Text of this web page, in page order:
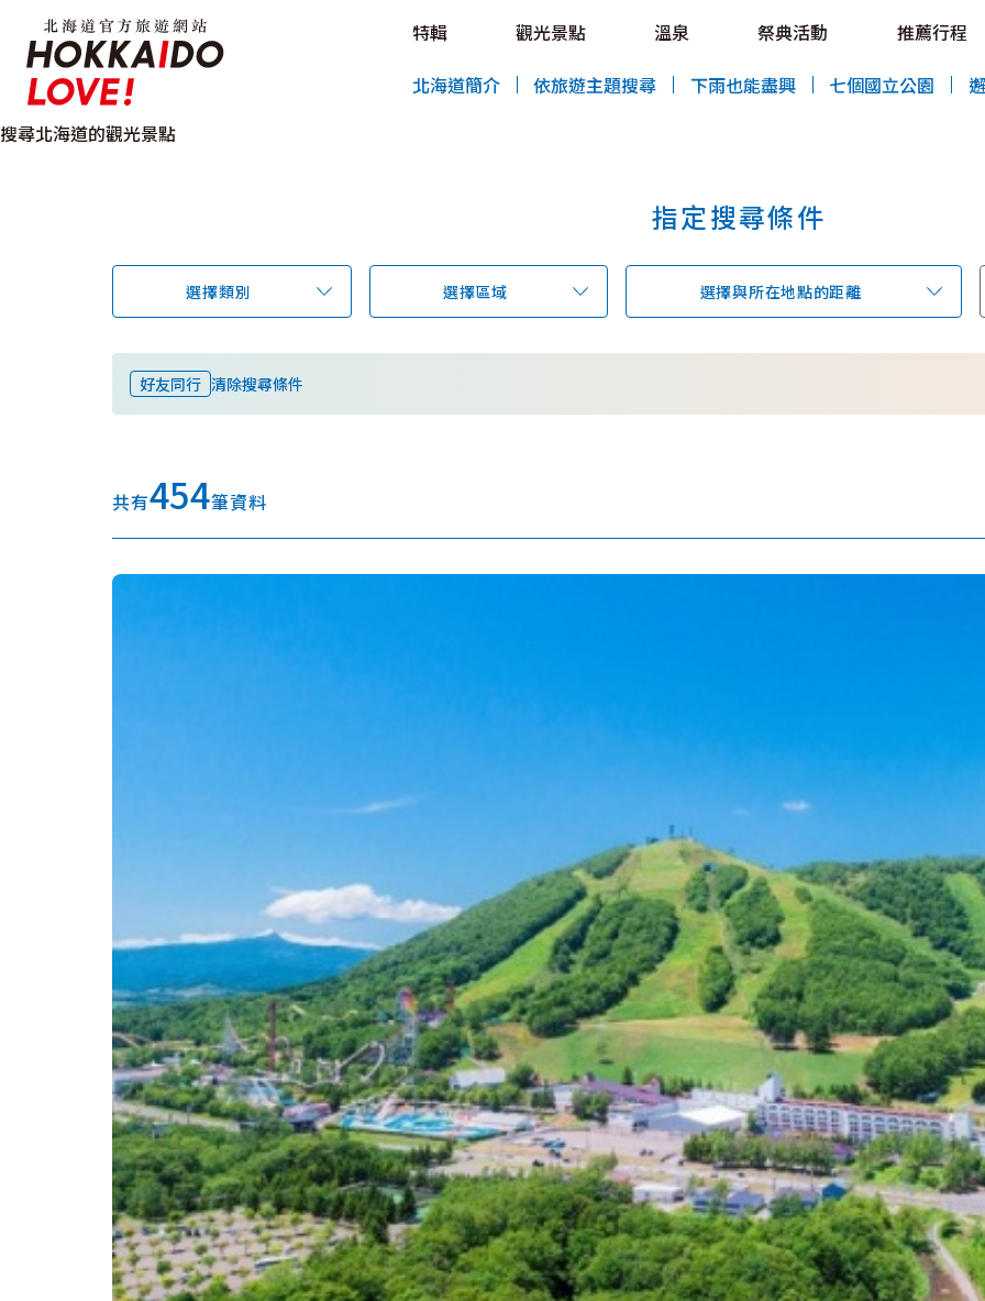
北海道官方旅遊網站 HOKKAIDO LOVE!
北海道官方旅遊網站 HOKKAIDO LOVE!
特輯 觀光景點 溫泉 祭典活動
推薦行程
北海道簡介
依旅遊主題搜尋 下雨也能盡興 七個國立公園
特輯
溫泉
祭典活動
推薦行程
區域指南
預約
依旅遊主題搜尋
七個國立公園
ook
照片集
影片
觀光手冊
使用條款
隱私權政策摘要
Cookie 政策
關於我們
連結
搜尋北海道的觀光景點
指定搜尋條件
選擇類別 選擇區域 選擇與所在地點的距離
好友同行 清除搜尋條件
共有454筆資料